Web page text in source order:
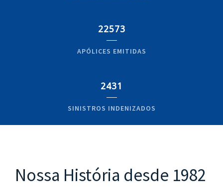
22573
APÓLICES EMITIDAS
2431
SINISTROS INDENIZADOS
Nossa História desde 1982